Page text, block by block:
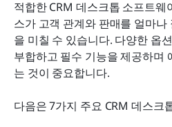
적합한 CRM 데스크톱 소프트웨
스가 고객 관계와 판매를 얼마
을 미칠 수 있습니다. 다양한 옵
부합하고 필수 기능을 제공하며
는 것이 중요합니다.
다음은 7가지 주요 CRM 데스크